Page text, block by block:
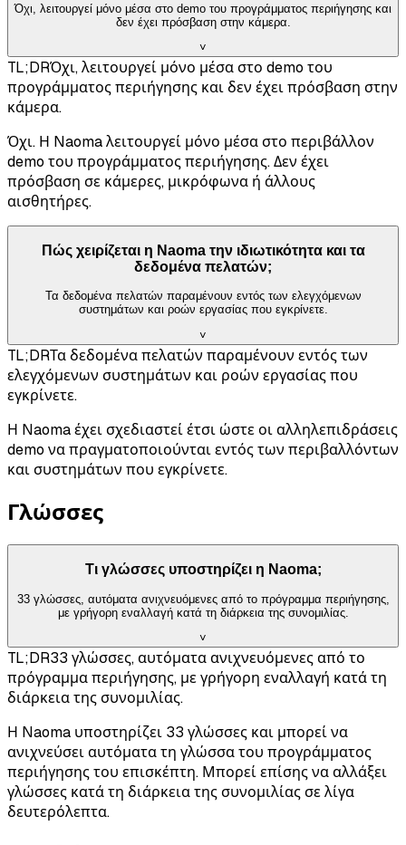
Όχι, λειτουργεί μόνο μέσα στο demo του προγράμματος περιήγησης και
δεν έχει πρόσβαση στην κάμερα.
˅
TL;DRΌχι, λειτουργεί μόνο μέσα στο demo του
προγράμματος περιήγησης και δεν έχει πρόσβαση στην
κάμερα.
Όχι. Η Naoma λειτουργεί μόνο μέσα στο περιβάλλον
demo του προγράμματος περιήγησης. Δεν έχει
πρόσβαση σε κάμερες, μικρόφωνα ή άλλους
αισθητήρες.
Πώς χειρίζεται η Naoma την ιδιωτικότητα και τα
δεδομένα πελατών;
Τα δεδομένα πελατών παραμένουν εντός των ελεγχόμενων
συστημάτων και ροών εργασίας που εγκρίνετε.
˅
TL;DRΤα δεδομένα πελατών παραμένουν εντός των
ελεγχόμενων συστημάτων και ροών εργασίας που
εγκρίνετε.
Η Naoma έχει σχεδιαστεί έτσι ώστε οι αλληλεπιδράσεις
demo να πραγματοποιούνται εντός των περιβαλλόντων
και συστημάτων που εγκρίνετε.
Γλώσσες
Τι γλώσσες υποστηρίζει η Naoma;
33 γλώσσες, αυτόματα ανιχνευόμενες από το πρόγραμμα περιήγησης,
με γρήγορη εναλλαγή κατά τη διάρκεια της συνομιλίας.
˅
TL;DR33 γλώσσες, αυτόματα ανιχνευόμενες από το
πρόγραμμα περιήγησης, με γρήγορη εναλλαγή κατά τη
διάρκεια της συνομιλίας.
Η Naoma υποστηρίζει 33 γλώσσες και μπορεί να
ανιχνεύσει αυτόματα τη γλώσσα του προγράμματος
περιήγησης του επισκέπτη. Μπορεί επίσης να αλλάξει
γλώσσες κατά τη διάρκεια της συνομιλίας σε λίγα
δευτερόλεπτα.